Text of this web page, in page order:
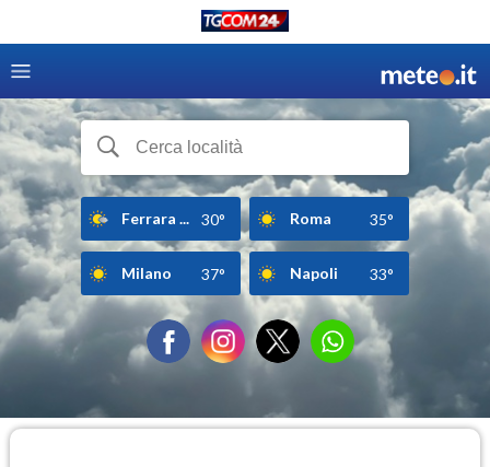
Ferrara ... 30° Roma 35°
Milano 37° Napoli 33°